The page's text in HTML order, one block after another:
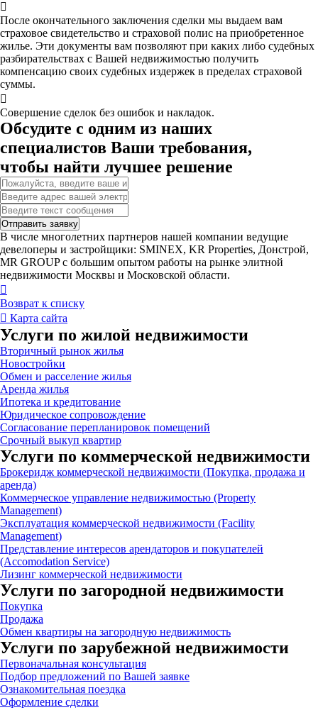

После окончательного заключения сделки мы выдаем вам
страховое свидетельство и страховой полис на приобретенное
жилье. Эти документы вам позволяют при каких либо судебных
разбирательствах с Вашей недвижимостью получить
компенсацию своих судебных издержек в пределах страховой
суммы.

Совершение сделок без ошибок и накладок.
Обсудите с одним из наших
специалистов Ваши требования,
чтобы найти лучшее решение
Отправить заявку
В числе многолетних партнеров нашей компании ведущие
девелоперы и застройщики: SMINEX, KR Properties, Донстрой,
MR GROUP c большим опытом работы на рынке элитной
недвижимости Москвы и Московской области.

Возврат к списку
 Карта сайта
Услуги по жилой недвижимости
Вторичный рынок жилья
Новостройки
Обмен и расселение жилья
Аренда жилья
Ипотека и кредитование
Юридическое сопровождение
Согласование перепланировок помещений
Срочный выкуп квартир
Услуги по коммерческой недвижимости
Брокеридж коммерческой недвижимости (Покупка, продажа и
аренда)
Коммерческое управление недвижимостью (Property
Management)
Эксплуатация коммерческой недвижимости (Facility
Management)
Представление интересов арендаторов и покупателей
(Accomodation Service)
Лизинг коммерческой недвижимости
Услуги по загородной недвижимости
Покупка
Продажа
Обмен квартиры на загородную недвижимость
Услуги по зарубежной недвижимости
Первоначальная консультация
Подбор предложений по Вашей заявке
Ознакомительная поездка
Оформление сделки